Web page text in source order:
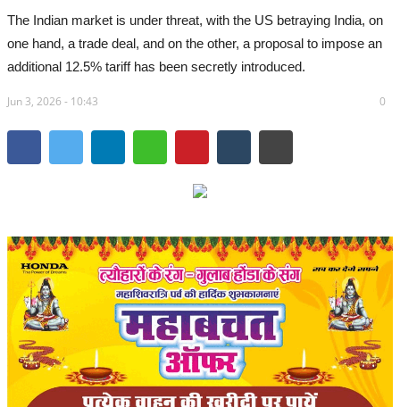
बिलासपुर संभाग
रायपुर संभाग
दुर्ग संभाग
खेल
राज्य
व्यापार
संपादकीय
The Indian market is under threat, with the US betraying India, on
one hand, a trade deal, and on the other, a proposal to impose an
additional 12.5% ​​tariff has been secretly introduced.
Jun 3, 2026 - 10:43 0